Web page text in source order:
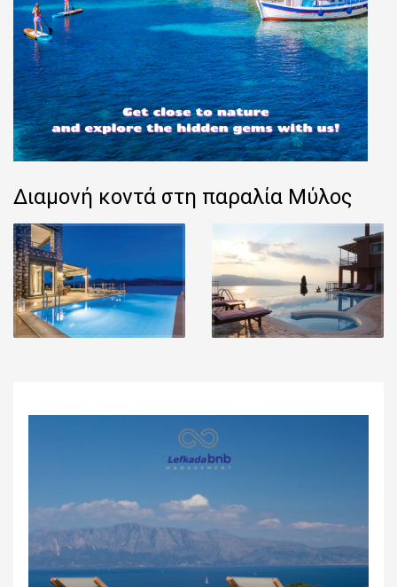
Διαμονή κοντά στη παραλία Μύλος